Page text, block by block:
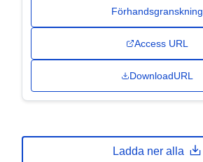
Förhandsgranskning
Access URL
DownloadURL
Ladda ner alla